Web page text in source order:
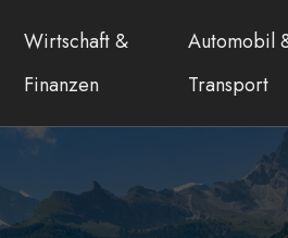
Wirtschaft &
Finanzen
Automobil
Transport